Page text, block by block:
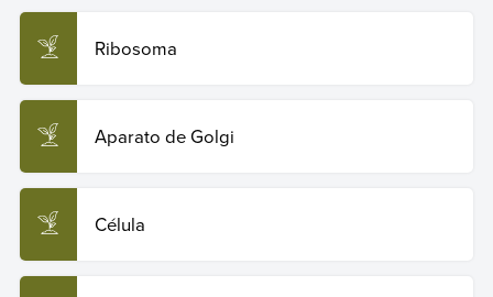
Ribosoma
Aparato de Golgi
Célula